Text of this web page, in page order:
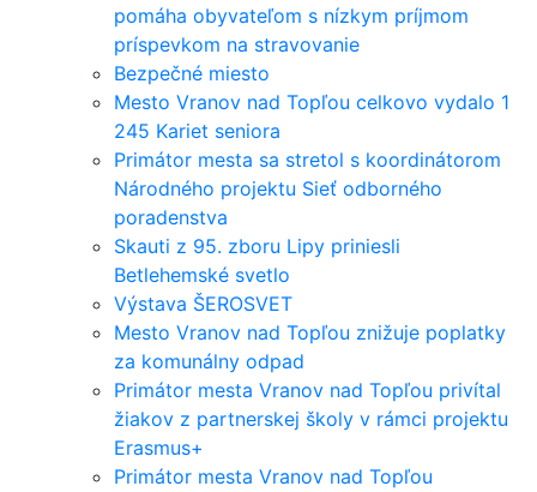
pomáha obyvateľom s nízkym príjmom
príspevkom na stravovanie
Bezpečné miesto
Mesto Vranov nad Topľou celkovo vydalo 1
245 Kariet seniora
Primátor mesta sa stretol s koordinátorom
Národného projektu Sieť odborného
poradenstva
Skauti z 95. zboru Lipy priniesli
Betlehemské svetlo
Výstava ŠEROSVET
Mesto Vranov nad Topľou znižuje poplatky
za komunálny odpad
Primátor mesta Vranov nad Topľou privítal
žiakov z partnerskej školy v rámci projektu
Erasmus+
Primátor mesta Vranov nad Topľou